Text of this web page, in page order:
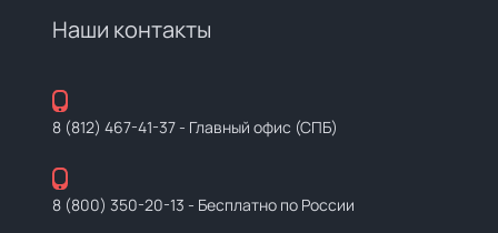
Наши контакты
8 (812) 467-41-37- Главный офис (СПБ)
8 (800) 350-20-13 - Бесплатно по России